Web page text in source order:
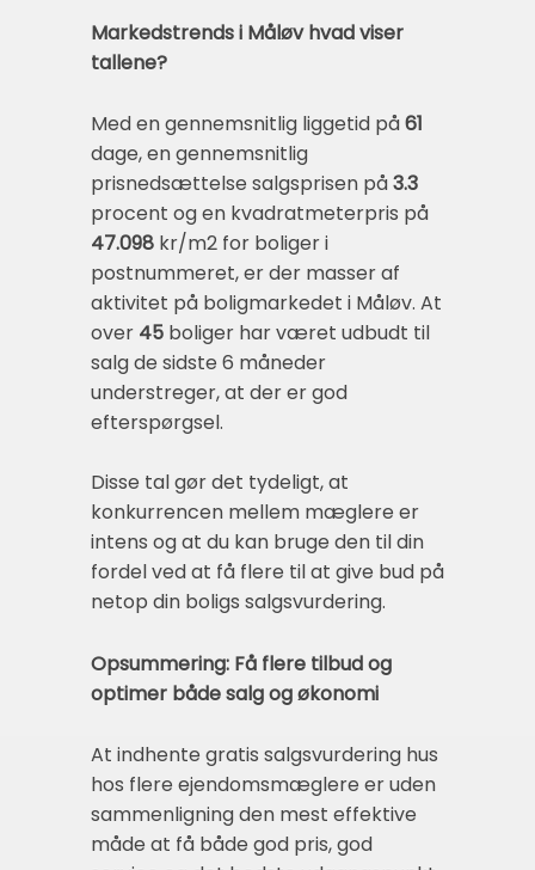
Markedstrends i Måløv hvad viser
tallene?
Med en gennemsnitlig liggetid på61
dage, en gennemsnitlig
prisnedsættelse salgsprisen på3.3
procent og en kvadratmeterpris på
47.098 kr/m2 for boliger i
postnummeret, er der masser af
aktivitet på boligmarkedet i Måløv. At
over 45 boliger har været udbudt til
salg de sidste 6 måneder
understreger, at der er god
efterspørgsel.
Disse tal gør det tydeligt, at
konkurrencen mellem mæglere er
intens og at du kan bruge den til din
fordel ved at få flere til at give bud på
netop din boligs salgsvurdering.
Opsummering: Få flere tilbud og
optimer både salg og økonomi
At indhente gratis salgsvurdering hus
hos flere ejendomsmæglere er uden
sammenligning den mest effektive
måde at få både god pris, god